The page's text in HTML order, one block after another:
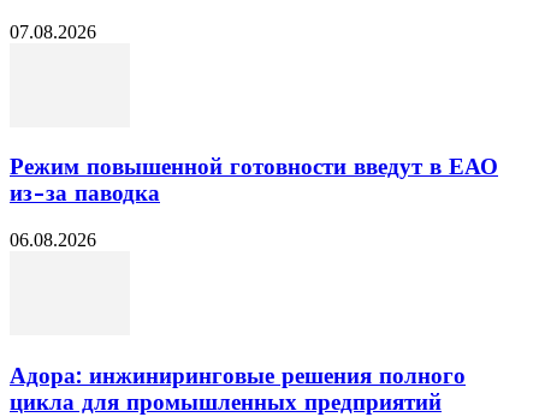
07.08.2026
Режим повышенной готовности введут в ЕАО
из-за паводка
06.08.2026
Адора: инжиниринговые решения полного
цикла для промышленных предприятий